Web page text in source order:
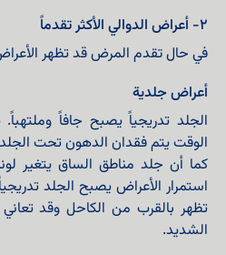
٢- أعراض الدوالي الأكثر تقدماً
في حال تقدم المرض قد تظهر الأعراض
أعراض جلدية
الجلد تدريجياً يصبح جافاً
الوقت يتم فقدان الدهون تحت
كما أن جلد مناطق الساق يتغير
استمرار الأعراض يصبح الجلد
تظهر بالقرب من الكاحل وقد
الشديد.